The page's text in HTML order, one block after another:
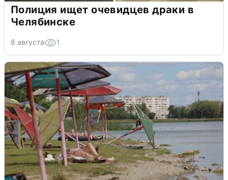
Полиция ищет очевидцев драки в
Челябинске
8 августа 1